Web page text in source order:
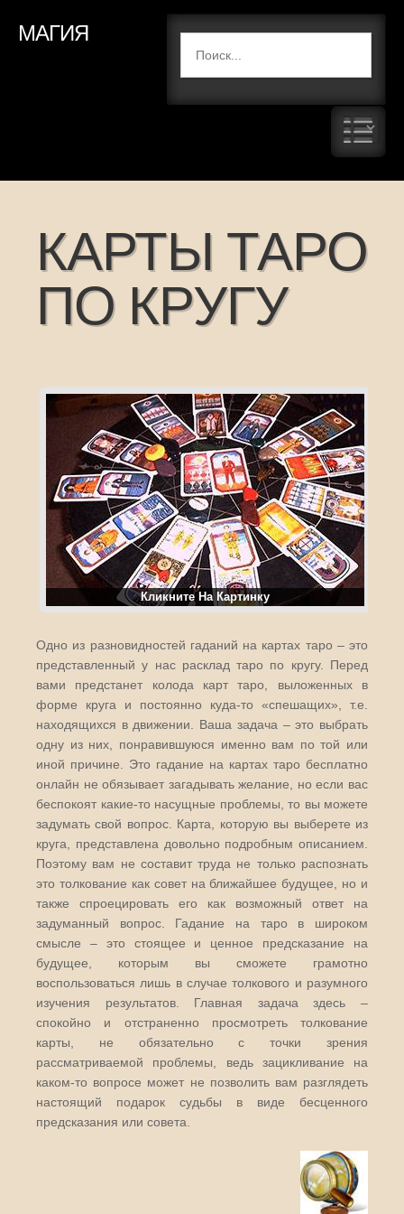
МАГИЯ
КАРТЫ ТАРО
ПО КРУГУ
Кликните На Картинку
Одно из разновидностей гаданий на картах таро – это
представленный у нас расклад таро по кругу. Перед
вами предстанет колода карт таро, выложенных в
форме круга и постоянно куда-то «спешащих», т.е.
находящихся в движении. Ваша задача – это выбрать
одну из них, понравившуюся именно вам по той или
иной причине. Это гадание на картах таро бесплатно
онлайн не обязывает загадывать желание, но если вас
беспокоят какие-то насущные проблемы, то вы можете
задумать свой вопрос. Карта, которую вы выберете из
круга, представлена довольно подробным описанием.
Поэтому вам не составит труда не только распознать
это толкование как совет на ближайшее будущее, но и
также спроецировать его как возможный ответ на
задуманный вопрос. Гадание на таро в широком
смысле – это стоящее и ценное предсказание на
будущее, которым вы сможете грамотно
воспользоваться лишь в случае толкового и разумного
изучения результатов. Главная задача здесь –
спокойно и отстраненно просмотреть толкование
карты, не обязательно с точки зрения
рассматриваемой проблемы, ведь зацикливание на
каком-то вопросе может не позволить вам разглядеть
настоящий подарок судьбы в виде бесценного
предсказания или совета.